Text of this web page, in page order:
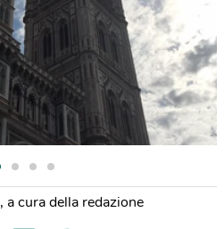
, a cura della redazione